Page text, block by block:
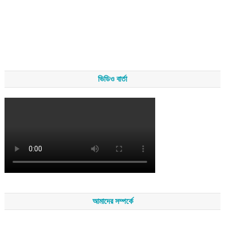
ভিডিও বার্তা
আমাদের সম্পর্কে